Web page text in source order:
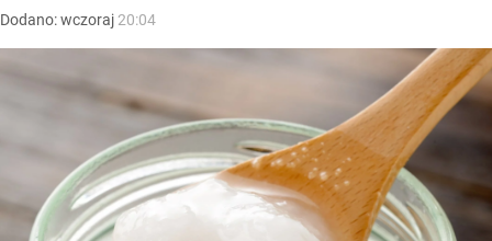
Dodano:wczoraj 20:04